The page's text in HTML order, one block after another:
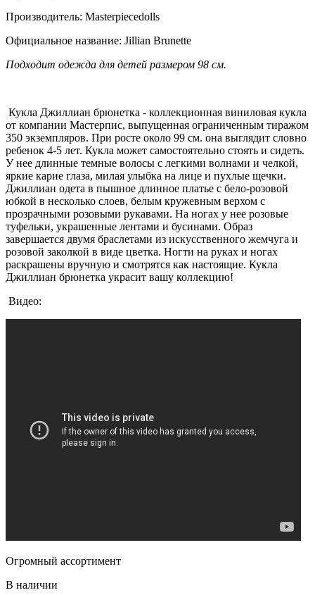
Производитель: Masterpiecedolls
Официальное название: Jillian Brunette
Подходит одежда для детей размером 98 см.
Кукла Джиллиан брюнетка - коллекционная виниловая кукла
от компании Мастерпис, выпущенная ограниченным тиражом
350 экземпляров. При росте около 99 см. она выглядит словно
ребенок 4-5 лет. Кукла может самостоятельно стоять и сидеть.
У нее длинные темные волосы с легкими волнами и челкой,
яркие карие глаза, милая улыбка на лице и пухлые щечки.
Джиллиан одета в пышное длинное платье с бело-розовой
юбкой в несколько слоев, белым кружевным верхом с
прозрачными розовыми рукавами. На ногах у нее розовые
туфельки, украшенные лентами и бусинами. Образ
завершается двумя браслетами из искусственного жемчуга и
розовой заколкой в виде цветка. Ногти на руках и ногах
раскрашены вручную и смотрятся как настоящие. Кукла
Джиллиан брюнетка украсит вашу коллекцию!
Видео:
Огромный ассортимент
В наличии